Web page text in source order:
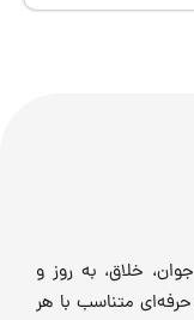
خلاق، به روز و
متناسب با هر